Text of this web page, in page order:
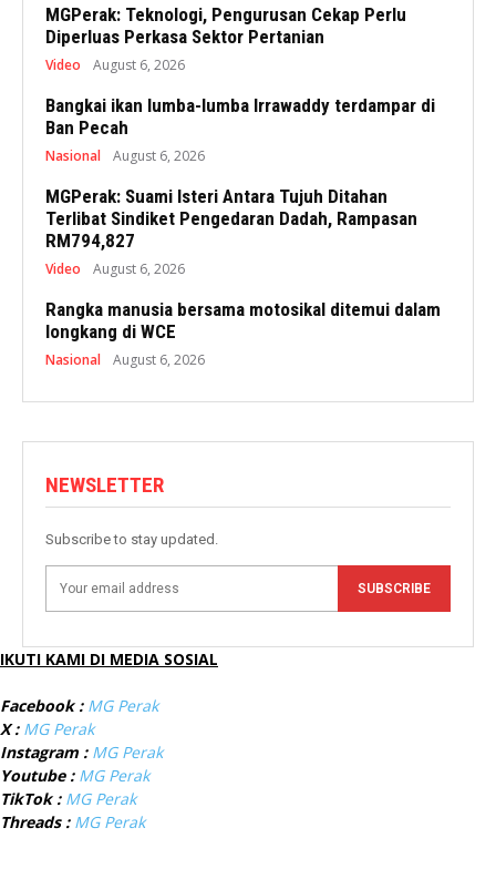
MGPerak: Teknologi, Pengurusan Cekap Perlu
Diperluas Perkasa Sektor Pertanian
Video August 6, 2026
Bangkai ikan lumba-lumba Irrawaddy terdampar di
Ban Pecah
Nasional August 6, 2026
MGPerak: Suami Isteri Antara Tujuh Ditahan
Terlibat Sindiket Pengedaran Dadah, Rampasan
RM794,827
Video August 6, 2026
Rangka manusia bersama motosikal ditemui dalam
longkang di WCE
Nasional August 6, 2026
NEWSLETTER
Subscribe to stay updated.
SUBSCRIBE
IKUTI KAMI DI MEDIA SOSIAL
Facebook : MG Perak
X : MG Perak
Instagram : MG Perak
Youtube : MG Perak
TikTok : MG Perak
Threads : MG Perak